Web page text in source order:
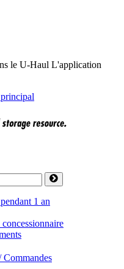
le U-Haul L'application
1 an